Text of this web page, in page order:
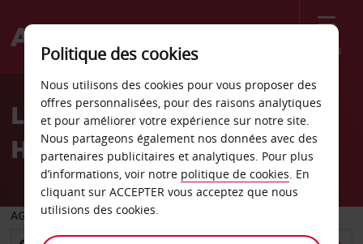
Menu
Welcome
AvisLocation de voiture
Holzminden
AGENCE DE DÉPART
Politique des cookies
Nous utilisons des cookies pour vous proposer des
offres personnalisées, pour des raisons analytiques
et pour améliorer votre expérience sur notre site.
Nous partageons également nos données avec des
partenaires publicitaires et analytiques. Pour plus
d’informations, voir notre politique de cookies. En
cliquant sur ACCEPTER vous acceptez que nous
utilisions des cookies.